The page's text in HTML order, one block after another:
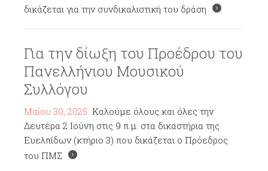
δικάζεται για την συνδικαλιστική του δράση
Για την δίωξη του Προέδρου του
Πανελλήνιου Μουσικού
Συλλόγου
Μαΐου 30, 2025 Καλούμε όλους και όλες την
Δευτέρα 2 Ιούνη στις 9 π.μ. στα δικαστήρια της
Ευελπίδων (κτήριο 3) που δικάζεται ο Πρόεδρος
του ΠΜΣ